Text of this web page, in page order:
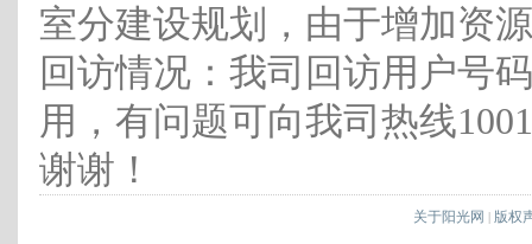
室分建设规划，由于增加资
回访情况：我司回访用户号
用，有问题可向我司热线
谢谢！
关于阳光网 | 版权